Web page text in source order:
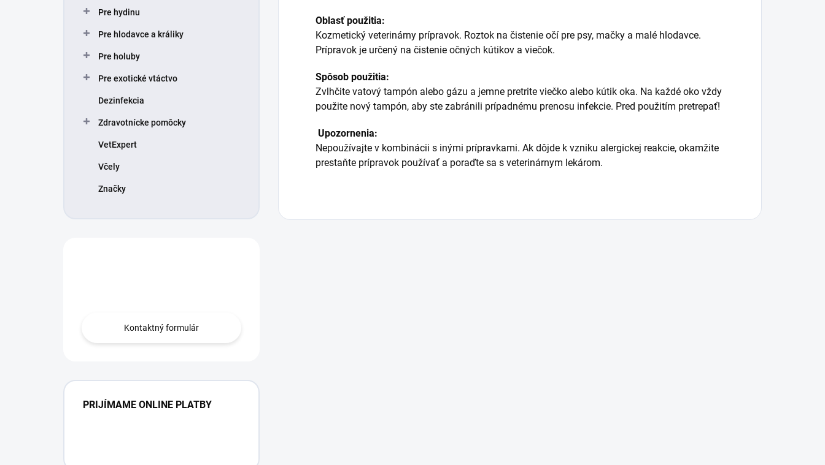
Pre hydinu
Pre hlodavce a králiky
Pre holuby
Pre exotické vtáctvo
Dezinfekcia
Zdravotnícke pomôcky
VetExpert
Včely
Značky
Kontaktný formulár
PRIJÍMAME ONLINE PLATBY
Oblasť použitia:
Kozmetický veterinárny prípravok. Roztok na čistenie očí pre psy, mačky a malé hlodavce.
Prípravok je určený na čistenie očných kútikov a viečok.
Spôsob použitia:
Zvlhčite vatový tampón alebo gázu a jemne pretrite viečko alebo kútik oka. Na každé oko vždy
použite nový tampón, aby ste zabránili prípadnému prenosu infekcie. Pred použitím pretrepať!
Upozornenia:
Nepoužívajte v kombinácii s inými prípravkami. Ak dôjde k vzniku alergickej reakcie, okamžite
prestaňte prípravok používať a poraďte sa s veterinárnym lekárom.